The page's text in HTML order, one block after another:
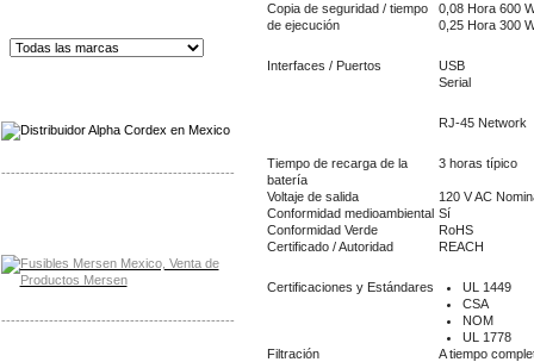
-------------------------------------------------
-------------------------------------------------
Copia de seguridad / tiempo
de ejecución
0,08 Hora 600
0,25 Hora 300
Interfaces / Puertos
USB
Serial
RJ-45 Network
Tiempo de recarga de la
batería
3 horas típico
Voltaje de salida
120 V AC
Conformidad medioambiental Sí
Conformidad Verde
Certificado / Autoridad
RoHS
REACH
Certificaciones y Estándares
UL 1449
CSA
NOM
UL 1778
Filtración
A tiempo